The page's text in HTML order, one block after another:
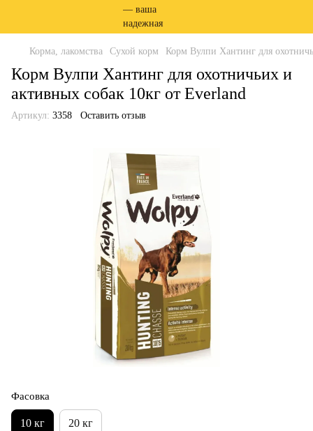
Корма, лакомства Сухой корм Корм Вулпи Хантинг для
Корм Вулпи Хантинг для охотничьих и
активных собак 10кг от Everland
Артикул: 3358 Оставить отзыв
Фасовка
10 кг 20 кг